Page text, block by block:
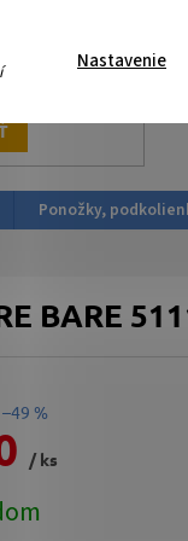
Nastavenie
! V sobotu
Ponožky,
BARE
–49 %
/ ks